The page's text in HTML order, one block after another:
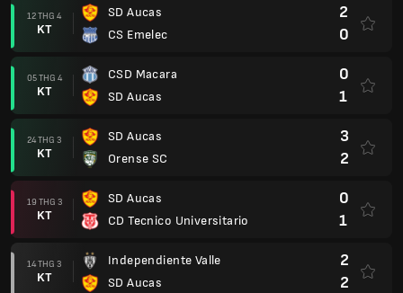
12 THG 4
KT
SD Aucas
CS Emelec
2
0
05 THG 4
KT
CSD Macara
SD Aucas
0
1
24 THG 3
KT
SD Aucas
Orense SC
3
2
19 THG 3
KT
SD Aucas
CD Tecnico Universitario
0
1
14 THG 3
KT
Independiente Valle
SD Aucas
2
2